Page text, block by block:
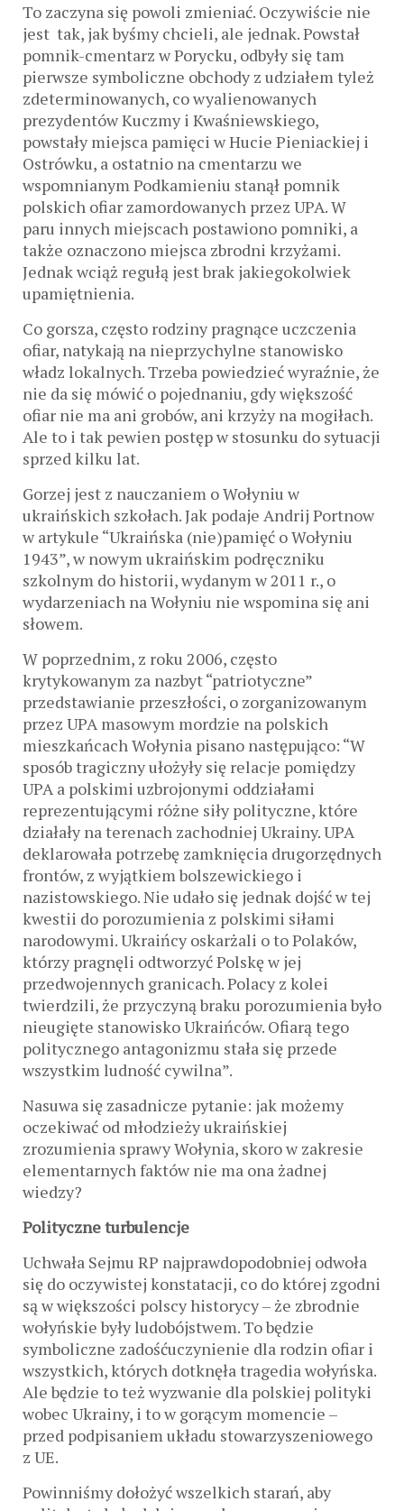
To zaczyna się powoli zmieniać. Oczywiście nie
jest tak, jak byśmy chcieli, ale jednak. Powstał
pomnik-cmentarz w Porycku, odbyły się tam
pierwsze symboliczne obchody z udziałem tyleż
zdeterminowanych, co wyalienowanych
prezydentów Kuczmy i Kwaśniewskiego,
powstały miejsca pamięci w Hucie Pieniackiej i
Ostrówku, a ostatnio na cmentarzu we
wspomnianym Podkamieniu stanął pomnik
polskich ofiar zamordowanych przez UPA. W
paru innych miejscach postawiono pomniki, a
także oznaczono miejsca zbrodni krzyżami.
Jednak wciąż regułą jest brak jakiegokolwiek
upamiętnienia.
Co gorsza, często rodziny pragnące uczczenia
ofiar, natykają na nieprzychylne stanowisko
władz lokalnych. Trzeba powiedzieć wyraźnie, że
nie da się mówić o pojednaniu, gdy większość
ofiar nie ma ani grobów, ani krzyży na mogiłach.
Ale to i tak pewien postęp w stosunku do sytuacji
sprzed kilku lat.
Gorzej jest z nauczaniem o Wołyniu w
ukraińskich szkołach. Jak podaje Andrij Portnow
w artykule “Ukraińska (nie)pamięć o Wołyniu
1943”, w nowym ukraińskim podręczniku
szkolnym do historii, wydanym w 2011 r., o
wydarzeniach na Wołyniu nie wspomina się ani
słowem.
W poprzednim, z roku 2006, często
krytykowanym za nazbyt “patriotyczne”
przedstawianie przeszłości, o zorganizowanym
przez UPA masowym mordzie na polskich
mieszkańcach Wołynia pisano następująco: “W
sposób tragiczny ułożyły się relacje pomiędzy
UPA a polskimi uzbrojonymi oddziałami
reprezentującymi różne siły polityczne, które
działały na terenach zachodniej Ukrainy. UPA
deklarowała potrzebę zamknięcia drugorzędnych
frontów, z wyjątkiem bolszewickiego i
nazistowskiego. Nie udało się jednak dojść w tej
kwestii do porozumienia z polskimi siłami
narodowymi. Ukraińcy oskarżali o to Polaków,
którzy pragnęli odtworzyć Polskę w jej
przedwojennych granicach. Polacy z kolei
twierdzili, że przyczyną braku porozumienia było
nieugięte stanowisko Ukraińców. Ofiarą tego
politycznego antagonizmu stała się przede
wszystkim ludność cywilna”.
Nasuwa się zasadnicze pytanie: jak możemy
oczekiwać od młodzieży ukraińskiej
zrozumienia sprawy Wołynia, skoro w zakresie
elementarnych faktów nie ma ona żadnej
wiedzy?
Polityczne turbulencje
Uchwała Sejmu RP najprawdopodobniej odwoła
się do oczywistej konstatacji, co do której zgodni
są w większości polscy historycy – że zbrodnie
wołyńskie były ludobójstwem. To będzie
symboliczne zadośćuczynienie dla rodzin ofiar i
wszystkich, których dotknęła tragedia wołyńska.
Ale będzie to też wyzwanie dla polskiej polityki
wobec Ukrainy, i to w gorącym momencie –
przed podpisaniem układu stowarzyszeniowego
z UE.
Powinniśmy dołożyć wszelkich starań, aby